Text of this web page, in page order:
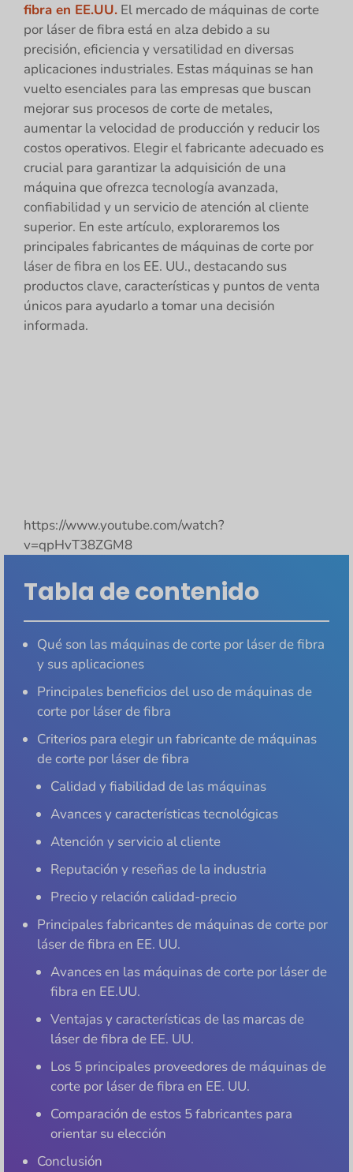
fibra en EE.UU. El mercado de máquinas de corte
por láser de fibra está en alza debido a su
precisión, eficiencia y versatilidad en diversas
aplicaciones industriales. Estas máquinas se han
vuelto esenciales para las empresas que buscan
mejorar sus procesos de corte de metales,
aumentar la velocidad de producción y reducir los
costos operativos. Elegir el fabricante adecuado es
crucial para garantizar la adquisición de una
máquina que ofrezca tecnología avanzada,
confiabilidad y un servicio de atención al cliente
superior. En este artículo, exploraremos los
principales fabricantes de máquinas de corte por
láser de fibra en los EE. UU., destacando sus
productos clave, características y puntos de venta
únicos para ayudarlo a tomar una decisión
informada.
https://www.youtube.com/watch?
v=qpHvT38ZGM8
Tabla de contenido
Qué son las máquinas de corte por láser de fibra
y sus aplicaciones
Principales beneficios del uso de máquinas de
corte por láser de fibra
Criterios para elegir un fabricante de máquinas
de corte por láser de fibra
Calidad y fiabilidad de las máquinas
Avances y características tecnológicas
Atención y servicio al cliente
Reputación y reseñas de la industria
Precio y relación calidad-precio
Principales fabricantes de máquinas de corte por
láser de fibra en EE. UU.
Avances en las máquinas de corte por láser de
fibra en EE.UU.
Ventajas y características de las marcas de
láser de fibra de EE. UU.
Los 5 principales proveedores de máquinas de
corte por láser de fibra en EE. UU.
Comparación de estos 5 fabricantes para
orientar su elección
Conclusión